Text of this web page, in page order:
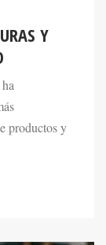
Y
productos y